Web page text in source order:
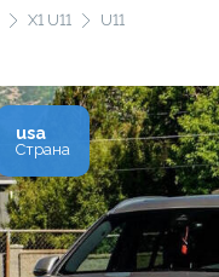
X1 U11 U11
usa
Страна